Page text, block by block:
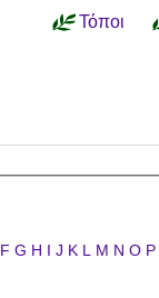
Τόποι
F G H I J K L M N O P